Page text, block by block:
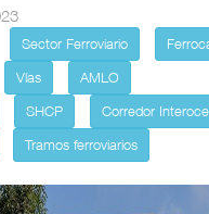
Sector Ferroviario
Vías
AMLO
SHCP
Corredor
Tramos ferroviarios